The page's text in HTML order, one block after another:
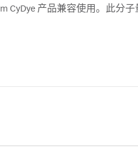
CyDye 产品兼容使用。此分子